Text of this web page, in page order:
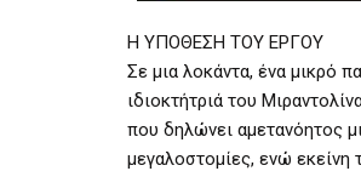
Η ΥΠΟΘΕΣΗ ΤΟΥ ΕΡΓΟΥ
Σε μια λοκάντα, ένα μικρό
ιδιοκτήτριά του
που δηλώνει αμετανόητος
μεγαλοστομίες, ενώ εκείνη